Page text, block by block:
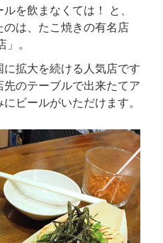
を飲まなくては！ と、
は、たこ焼きの有名店
。
拡大を続ける人気店です
のテーブルで出来たてア
ビールがいただけます。